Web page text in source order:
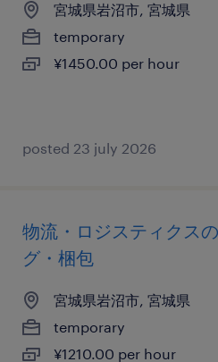
宮城県岩沼市, 宮城県
temporary
¥1450.00 per hour
posted 23 july 2026
物流・ロジスティクス
グ・梱包
宮城県岩沼市, 宮城県
temporary
¥1210.00 per hour